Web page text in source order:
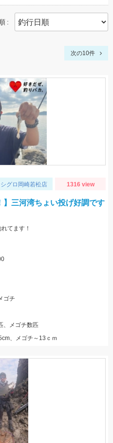
次の10件
グロ岡崎若松店 1316 view
三河湾ちょい投げ好調です
てます！
ゴチ
、メゴチ数匹
、メゴチ～13ｃｍ